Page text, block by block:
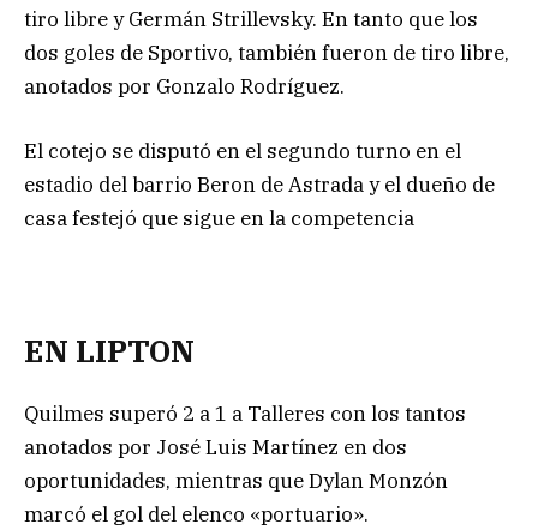
tiro libre y Germán Strillevsky. En tanto que los
dos goles de Sportivo, también fueron de tiro libre,
anotados por Gonzalo Rodríguez.
El cotejo se disputó en el segundo turno en el
estadio del barrio Beron de Astrada y el dueño de
casa festejó que sigue en la competencia
EN LIPTON
Quilmes superó 2 a 1 a Talleres con los tantos
anotados por José Luis Martínez en dos
oportunidades, mientras que Dylan Monzón
marcó el gol del elenco «portuario».